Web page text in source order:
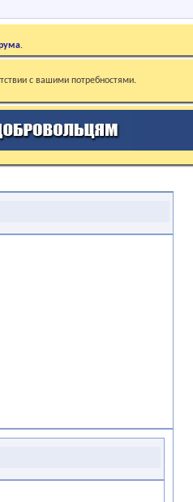
.
с вашими потребностями.